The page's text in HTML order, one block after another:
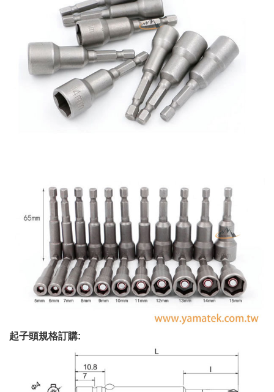
起子頭規格訂購: